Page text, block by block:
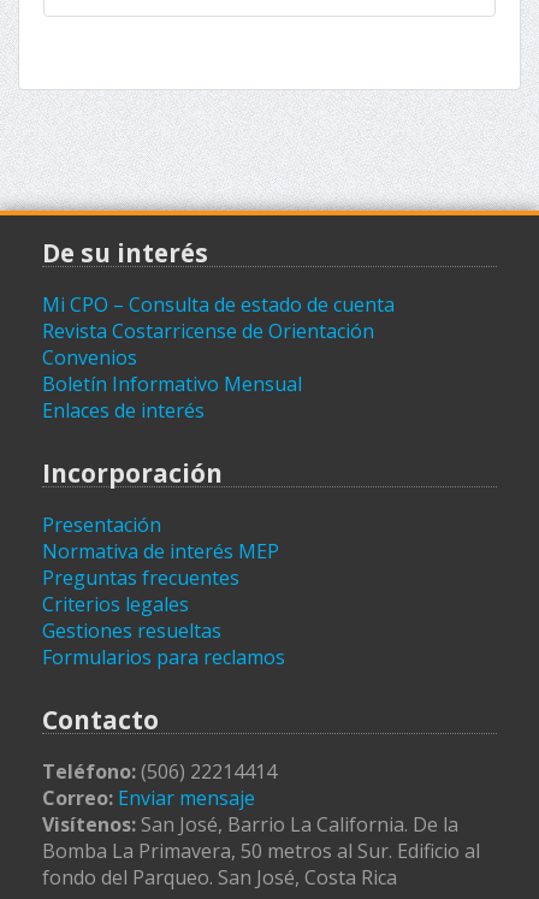
De su interés
Mi CPO – Consulta de estado de cuenta
Revista Costarricense de Orientación
Convenios
Boletín Informativo Mensual
Enlaces de interés
Incorporación
Presentación
Normativa de interés MEP
Preguntas frecuentes
Criterios legales
Gestiones resueltas
Formularios para reclamos
Contacto
Teléfono:(506) 22214414
Correo: Enviar mensaje
Visítenos: San José, Barrio La California. De la
Bomba La Primavera, 50 metros al Sur. Edificio al
fondo del Parqueo. San José, Costa Rica